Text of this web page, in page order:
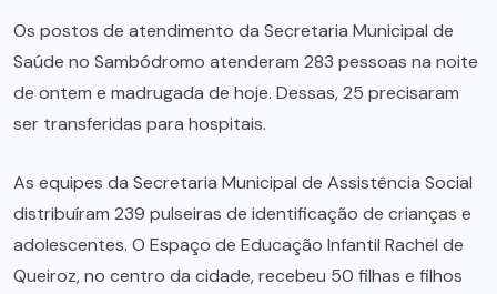
Os postos de atendimento da Secretaria Municipal de
Saúde no Sambódromo atenderam 283 pessoas na noite
de ontem e madrugada de hoje. Dessas, 25 precisaram
ser transferidas para hospitais.
As equipes da Secretaria Municipal de Assistência Social
distribuíram 239 pulseiras de identificação de crianças e
adolescentes. O Espaço de Educação Infantil Rachel de
Queiroz, no centro da cidade, recebeu 50 filhas e filhos